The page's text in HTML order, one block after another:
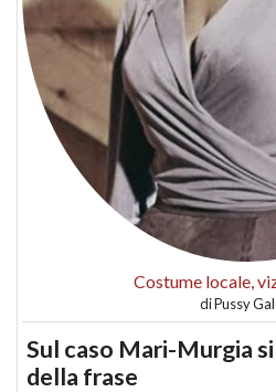
Costume locale,
diPussy
Sul caso Mari-Murgia
della frase